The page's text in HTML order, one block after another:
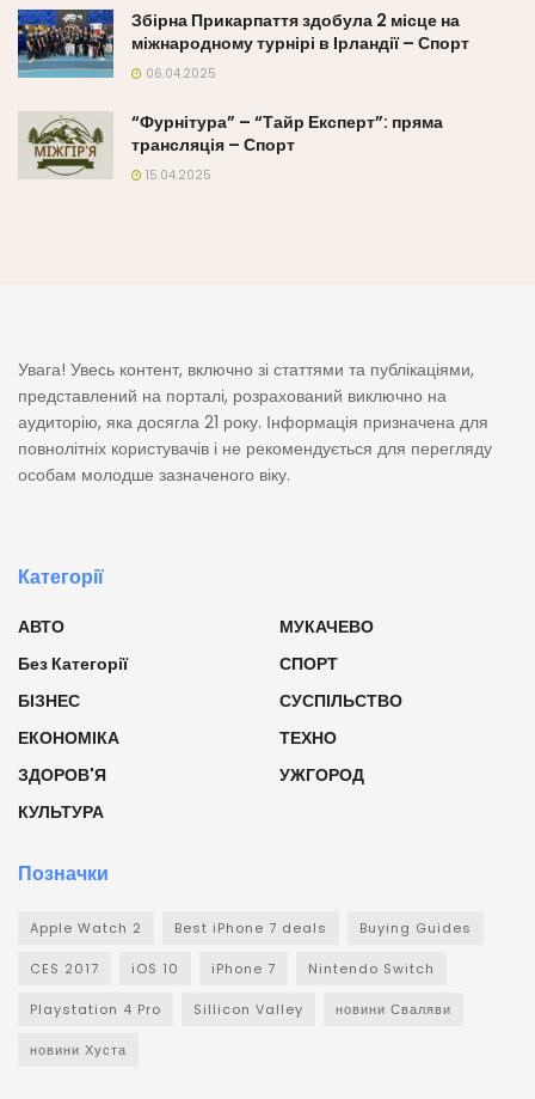
Збірна Прикарпаття здобула 2 місце на
міжнародному турнірі в Ірландії – Спорт
06.04.2025
“Фурнітура” – “Тайр Експерт”: пряма
трансляція – Спорт
15.04.2025
Увага! Увесь контент, включно зі статтями та публікаціями,
представлений на порталі, розрахований виключно на
аудиторію, яка досягла 21 року. Інформація призначена для
повнолітніх користувачів і не рекомендується для перегляду
особам молодше зазначеного віку.
Категорії
АВТО
Без Категорії
БІЗНЕС
ЕКОНОМІКА
ЗДОРОВ'Я
КУЛЬТУРА
МУКАЧЕВО
СПОРТ
СУСПІЛЬСТВО
ТЕХНО
УЖГОРОД
Позначки
Apple Watch 2 Best iPhone 7 deals Buying Guides
CES 2017 iOS 10 iPhone 7 Nintendo Switch
Playstation 4 Pro Sillicon Valley новини Сваляви
новини Хуста